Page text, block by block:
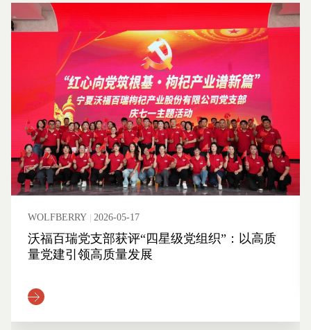
WOLFBERRY 2026-05-17
沃福百瑞党支部获评“四星级党组织”：以高质
量党建引领高质量发展